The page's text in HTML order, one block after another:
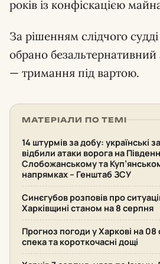
років із конфіскацією
За рішенням слідчого
обрано безальтернативний
— тримання під вартою.
МАТЕРІАЛИ ПО ТЕМІ
14 штурмів за добу: українські
відбили атаки ворога на
Слобожанському та
напрямках – Генштаб ЗСУ
Синєгубов розповів про
Харківщині станом на 8 серпня
Прогноз погоди у Харкові на 08
спека та короткочасні дощі